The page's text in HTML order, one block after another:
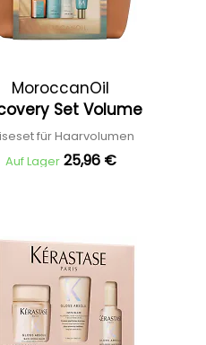
MoroccanOil
Set Volume
für Haarvolumen
Auf Lager 25,96 €